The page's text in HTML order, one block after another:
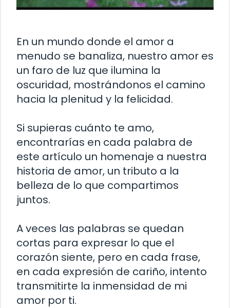
En un mundo donde el amor a
menudo se banaliza, nuestro amor es
un faro de luz que ilumina la
oscuridad, mostrándonos el camino
hacia la plenitud y la felicidad.
Si supieras cuánto te amo,
encontrarías en cada palabra de
este artículo un homenaje a nuestra
historia de amor, un tributo a la
belleza de lo que compartimos
juntos.
A veces las palabras se quedan
cortas para expresar lo que el
corazón siente, pero en cada frase,
en cada expresión de cariño, intento
transmitirte la inmensidad de mi
amor por ti.